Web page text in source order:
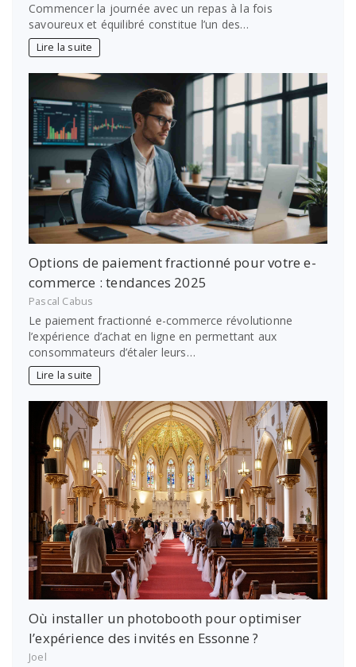
Commencer la journée avec un repas à la fois
savoureux et équilibré constitue l’un des…
Lire la suite
Options de paiement fractionné pour votre e-
commerce : tendances 2025
Pascal Cabus
Le paiement fractionné e-commerce révolutionne
l’expérience d’achat en ligne en permettant aux
consommateurs d’étaler leurs…
Lire la suite
Où installer un photobooth pour optimiser
l’expérience des invités en Essonne ?
Joel